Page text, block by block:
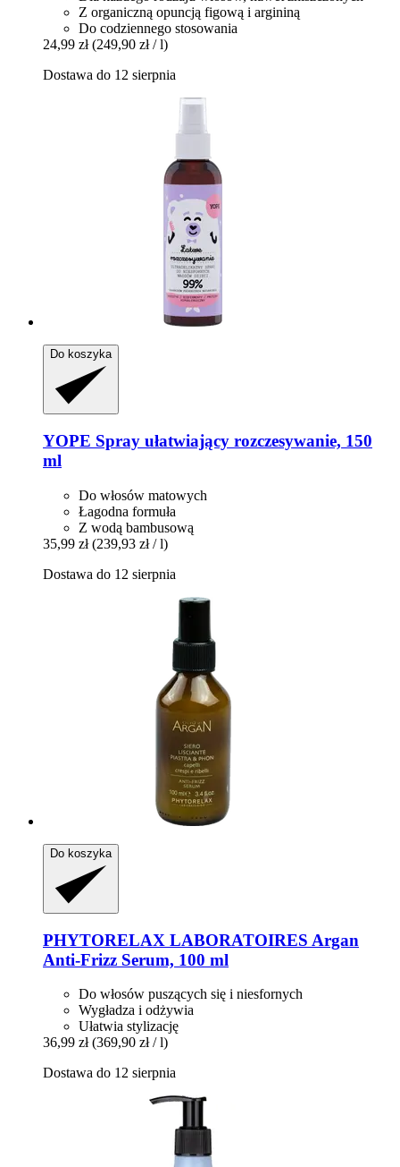
Z organiczną opuncją figową i argininą
Do codziennego stosowania
24,99 zł (249,90 zł / l)
Dostawa do 12 sierpnia
Do koszyka
YOPE Spray ułatwiający rozczesywanie, 150
ml
Do włosów matowych
Łagodna formuła
Z wodą bambusową
35,99 zł (239,93 zł / l)
Dostawa do 12 sierpnia
Do koszyka
PHYTORELAX LABORATOIRES Argan
Anti-​Frizz Serum, 100 ml
Do włosów puszących się i niesfornych
Wygładza i odżywia
Ułatwia stylizację
36,99 zł (369,90 zł / l)
Dostawa do 12 sierpnia